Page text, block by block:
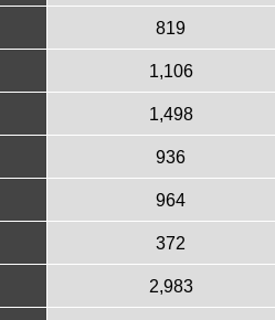
819
1,106
1,498
936
964
372
2,983